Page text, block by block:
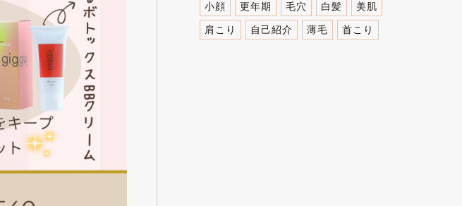
小顔 更年期 毛穴 白髪 美肌
肩こり 自己紹介 薄毛 首こり